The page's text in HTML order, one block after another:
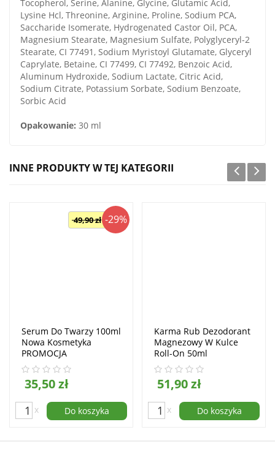
Tocopherol, Serine, Alanine, Glycine, Glutamic Acid,
Lysine Hcl, Threonine, Arginine, Proline, Sodium PCA,
Saccharide Isomerate, Hydrogenated Castor Oil, PCA,
Magnesium Stearate, Magnesium Sulfate, Polyglyceryl-2
Stearate, CI 77491, Sodium Myristoyl Glutamate, Glyceryl
Caprylate, Betaine, CI 77499, CI 77492, Benzoic Acid,
Aluminum Hydroxide, Sodium Lactate, Citric Acid,
Sodium Citrate, Potassium Sorbate, Sodium Benzoate,
Sorbic Acid
Opakowanie: 30 ml
INNE PRODUKTY W TEJ KATEGORII
-29%
Serum Do Twarzy 100ml
Nowa Kosmetyka
PROMOCJA
35,50 zł
49,90 zł
x Do koszyka
Karma Rub Dezodorant
Magnezowy W Kulce
Roll-On 50ml
51,90 zł
x Do koszyka